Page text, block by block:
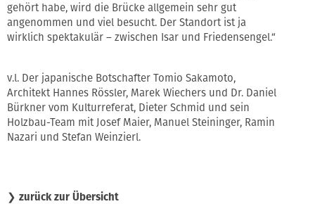
gehört habe, wird die Brücke allgemein sehr gut
angenommen und viel besucht. Der Standort ist ja
wirklich spektakulär – zwischen Isar und Friedensengel.“
v.l. Der japanische Botschafter Tomio Sakamoto,
Architekt Hannes Rössler, Marek Wiechers und Dr. Daniel
Bürkner vom Kulturreferat, Dieter Schmid und sein
Holzbau-Team mit Josef Maier, Manuel Steininger, Ramin
Nazari und Stefan Weinzierl.
❯ zurück zur Übersicht